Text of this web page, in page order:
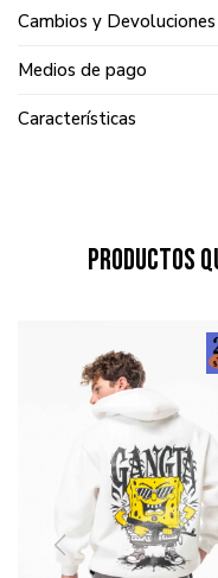
Cambios y Devoluciones
Medios de pago
Características
Productos